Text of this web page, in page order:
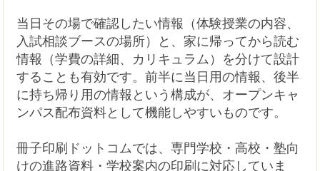
当日その場で確認したい情報（体験授業の内容、
入試相談ブースの場所）と、家に帰ってから読む
情報（学費の詳細、カリキュラム）を分けて設計
することも有効です。前半に当日用の情報、後半
に持ち帰り用の情報という構成が、オープンキャ
ンパス配布資料として機能しやすいものです。
冊子印刷ドットコムでは、専門学校・高校・塾向
けの進路資料・学校案内の印刷に対応していま